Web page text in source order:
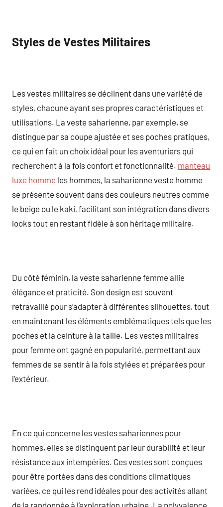
Styles de Vestes Militaires
Les vestes militaires se déclinent dans une variété de
styles, chacune ayant ses propres caractéristiques et
utilisations. La veste saharienne, par exemple, se
distingue par sa coupe ajustée et ses poches pratiques,
ce qui en fait un choix idéal pour les aventuriers qui
recherchent à la fois confort et fonctionnalité. manteau
luxe homme les hommes, la saharienne veste homme
se présente souvent dans des couleurs neutres comme
le beige ou le kaki, facilitant son intégration dans divers
looks tout en restant fidèle à son héritage militaire.
Du côté féminin, la veste saharienne femme allie
élégance et praticité. Son design est souvent
retravaillé pour s’adapter à différentes silhouettes, tout
en maintenant les éléments emblématiques tels que les
poches et la ceinture à la taille. Les vestes militaires
pour femme ont gagné en popularité, permettant aux
femmes de se sentir à la fois stylées et préparées pour
l’extérieur.
En ce qui concerne les vestes sahariennes pour
hommes, elles se distinguent par leur durabilité et leur
résistance aux intempéries. Ces vestes sont conçues
pour être portées dans des conditions climatiques
variées, ce qui les rend idéales pour des activités allant
de la randonnée à l’exploration urbaine. La polyvalence